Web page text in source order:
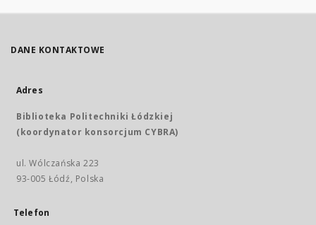
DANE KONTAKTOWE
Adres
Biblioteka Politechniki Łódzkiej
(koordynator konsorcjum CYBRA)
ul. Wólczańska 223
93-005 Łódź, Polska
Telefon